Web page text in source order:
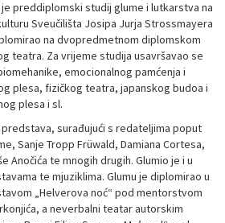
preddiplomski studij glume i lutkarstva na
Sveučilišta Josipa Jurja Strossmayera
na dvopredmetnom diplomskom
teatra. Za vrijeme studija usavršavao se
emocionalnog pamćenja i
plesa, fizičkog teatra, japanskog budoa i
plesa i sl.
predstava, surađujući s redateljima poput
Sanje Tropp Früwald, Damiana Cortesa,
Anočića te mnogih drugih. Glumio je i u
te mjuziklima. Glumu je diplomirao u
„Helverova noć“ pod mentorstvom
a neverbalni teatar autorskim